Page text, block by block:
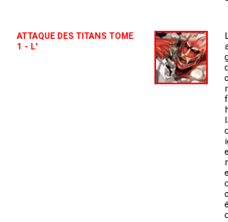
ATTAQUE DES TITANS TOME
1 - L'